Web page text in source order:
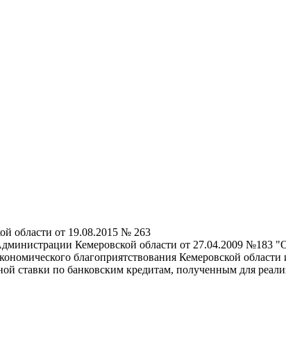
области от 19.08.2015 № 263
Кемеровской области от 27.04.2009 №183
благоприятствования Кемеровской
ставки по банковским кредитам, полученным для